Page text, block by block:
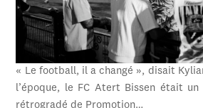
« Le football, il a changé », disait
l’époque, le FC Atert Bissen était
rétrogradé de Promotion…